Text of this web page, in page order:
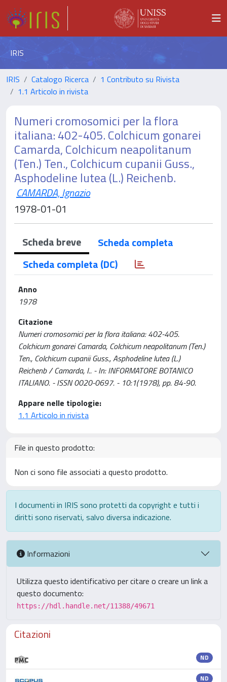
IRIS
IRIS Catalogo Ricerca
1 Contributo su Rivista
1.1 Articolo in rivista
Numeri cromosomici per la flora
italiana: 402-405. Colchicum gonarei
Camarda, Colchicum neapolitanum
(Ten.) Ten., Colchicum cupanii Guss.,
Asphodeline lutea (L.) Reichenb.
CAMARDA, Ignazio
1978-01-01
Scheda breve
Scheda completa
Scheda completa (DC)
Anno
1978
Citazione
Numeri cromosomici per la flora italiana: 402-405.
Colchicum gonarei Camarda, Colchicum neapolitanum (Ten.)
Ten., Colchicum cupanii Guss., Asphodeline lutea (L.)
Reichenb / Camarda, I.. - In: INFORMATORE BOTANICO
ITALIANO. - ISSN 0020-0697. - 10:1(1978), pp. 84-90.
Appare nelle tipologie:
1.1 Articolo in rivista
File in questo prodotto:
Non ci sono file associati a questo prodotto.
I documenti in IRIS sono protetti da copyright e tutti i
diritti sono riservati, salvo diversa indicazione.
Informazioni
Utilizza questo identificativo per citare o creare un link a
questo documento:
https://hdl.handle.net/11388/49671
Citazioni
ND
ND